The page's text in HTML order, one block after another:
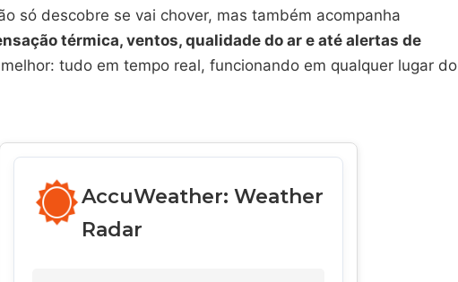
só descobre se vai chover, mas também acompanha
térmica, ventos, qualidade do ar e até alertas de
melhor: tudo em tempo real, funcionando em qualquer lugar do
AccuWeather: Weather
Radar